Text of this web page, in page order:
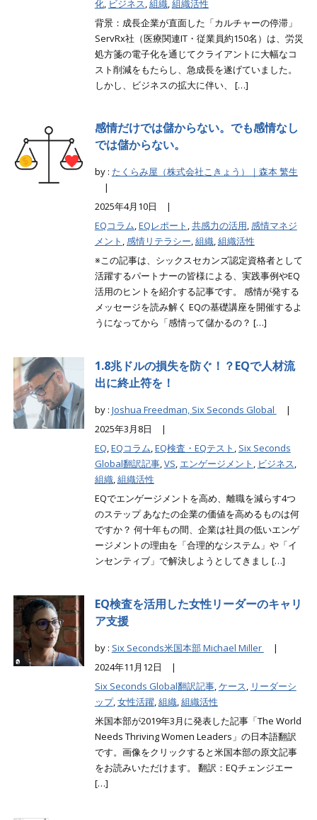
化, ビジネス 組織 組織活性
背景：成長企業が直面した「カルチャーの停滞」
ServRx社（医療関連IT・従業員約150名）は、労災
処方箋の電子化を通じてクライアントに大幅なコ
スト削減をもたらし、急成長を遂げていました。
しかし、ビジネスの拡大に伴い、 […]
感情だけでは儲からない。でも感情なし
では儲からない。
by : たくらみ屋（株式会社こきょう）｜森本 繁生
|
2025年4月10日 |
EQコラム,EQレポート ,共感力の活用,感情マネジ
メント ,感情リテラシー,組織,組織活性
※この記事は、シックスセカンズ認定資格者として
活躍するパートナーの皆様による、実践事例やEQ
活用のヒントを紹介する記事です。 感情が発する
メッセージを読み解く EQの基礎講座を開催するよ
うになってから「感情って儲かるの？ […]
1.8兆ドルの損失を防ぐ！？EQで人材流
出に終止符を！
by : Joshua Freedman, Six Seconds Global
|
2025年3月8日 |
EQ,EQコラム,EQ検査・EQテスト , Six Seconds
Global翻訳記事,VS, エンゲージメント , ビジネス,
組織,組織活性
EQでエンゲージメントを高め、離職を減らす4つ
のステップ あなたの企業の価値を高めるものは何
ですか？ 何十年もの間、企業は社員の低いエンゲ
ージメントの理由を「合理的なシステム」や「イ
ンセンティブ」で解決しようとしてきまし […]
EQ検査を活用した女性リーダーのキャリ
ア支援
by : Six Seconds米国本部 Michael Miller
|
2024年11月12日 |
Six Seconds Global翻訳記事,ケース, リーダーシ
ップ,女性活躍,組織,組織活性
米国本部が2019年3月に発表した記事「The World
Needs Thriving Women Leaders」の日本語翻訳
です。画像をクリックすると米国本部の原文記事
をお読みいただけます。 翻訳：EQチェンジエー
[…]